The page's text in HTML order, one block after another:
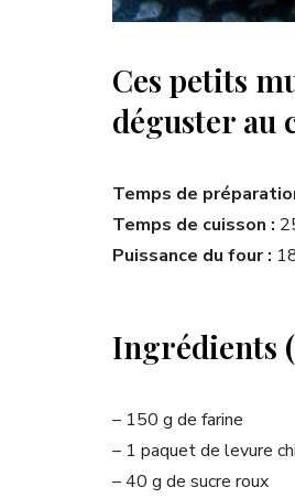
Ces petits
déguster au
Temps de
Temps de cuisson :
Puissance du four :
Ingrédients
– 150 g de farine
– 1 paquet de levure
– 40 g de sucre roux